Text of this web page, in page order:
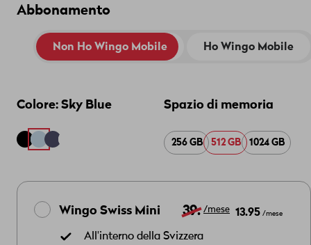
Abbonamento
Non Ho Wingo Mobile Ho Wingo Mobile
Colore:Sky Blue Spazio di memoria
256 GB 512 GB 1024 GB
Wingo Swiss Mini 39. /mese 13.95 /mese
All'interno della Svizzera